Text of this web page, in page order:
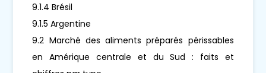
9.1.4 Brésil
9.1.5 Argentine
9.2 Marché des aliments préparés périssables
en Amérique centrale et du Sud : faits et